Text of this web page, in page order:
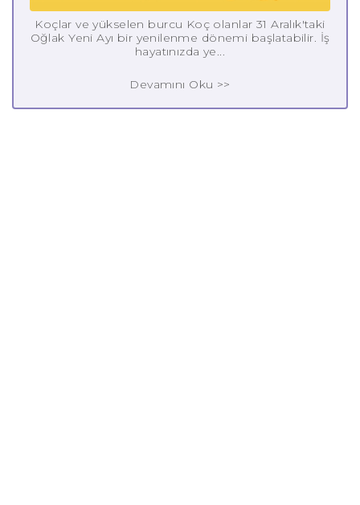
Koçlar ve yükselen burcu Koç olanlar 31 Aralık'taki
Oğlak Yeni Ayı bir yenilenme dönemi başlatabilir. İş
hayatınızda ye...
Devamını Oku >>